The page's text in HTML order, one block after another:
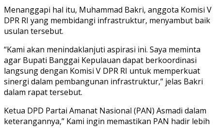
Menanggapi hal itu, Muhammad Bakri, anggota Komisi V
DPR RI yang membidangi infrastruktur, menyambut baik
usulan tersebut.
“Kami akan menindaklanjuti aspirasi ini. Saya meminta
agar Bupati Banggai Kepulauan dapat berkoordinasi
langsung dengan Komisi V DPR RI untuk memperkuat
sinergi dalam pembangunan infrastruktur,” jelas Bakri
dalam rapat tersebut.
Ketua DPD Partai Amanat Nasional (PAN) Asmadi dalam
keterangannya,” Kami ingin memastikan PAN hadir lebih